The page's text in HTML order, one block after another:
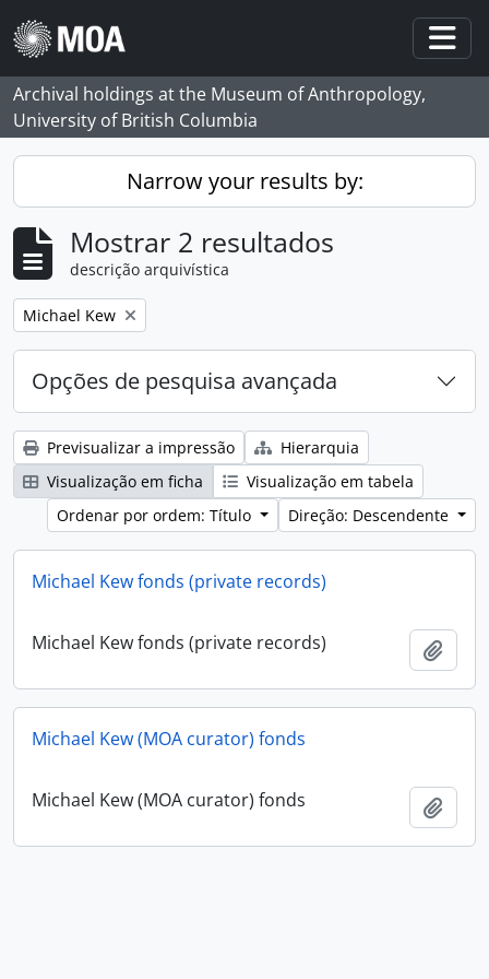
Skip to main content
Archival holdings at the Museum of Anthropology,
University of British Columbia
Narrow your results by:
Mostrar 2 resultados
descrição arquivística
Remove filter:
Michael Kew
Opções de pesquisa avançada
Previsualizar a impressão
Hierarquia
Visualização em ficha
Visualização em tabela
Ordenar por ordem: Título
Direção: Descendente
Michael Kew fonds (private records)
Michael Kew fonds (private records)
Michael Kew (MOA curator) fonds
Michael Kew (MOA curator) fonds